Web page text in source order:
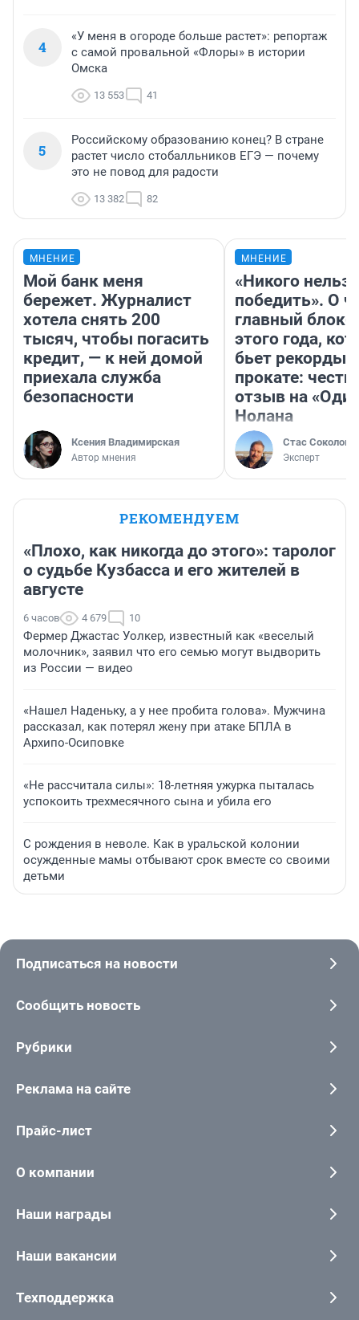
4
«У меня в огороде больше растет»: репортаж
с самой провальной «Флоры» в истории
Омска
13 553 41
5
Российскому образованию конец? В стране
растет число стобалльников ЕГЭ — почему
это не повод для радости
13 382 82
МНЕНИЕ
Мой банк меня
бережет. Журналист
хотела снять 200
тысяч, чтобы погасить
кредит, — к ней домой
приехала служба
безопасности
Ксения Владимирская
Автор мнения
МНЕНИЕ
«Никого нельзя
победить». О
главный
этого года,
бьет рекорды в
прокате:
отзыв на
Нолана
Стас Соколов
Эксперт
РЕКОМЕНДУЕМ
«Плохо, как никогда до этого»: таролог
о судьбе Кузбасса и его жителей в
августе
6 часов 4 679 10
Фермер Джастас Уолкер, известный как «веселый
молочник», заявил что его семью могут выдворить
из России — видео
«Нашел Наденьку, а у нее пробита голова». Мужчина
рассказал, как потерял жену при атаке БПЛА в
Архипо-Осиповке
«Не рассчитала силы»: 18-летняя ужурка пыталась
успокоить трехмесячного сына и убила его
С рождения в неволе. Как в уральской колонии
осужденные мамы отбывают срок вместе со своими
детьми
Подписаться на новости
Сообщить новость
Рубрики
Реклама на сайте
Прайс-лист
О компании
Наши награды
Наши вакансии
Техподдержка